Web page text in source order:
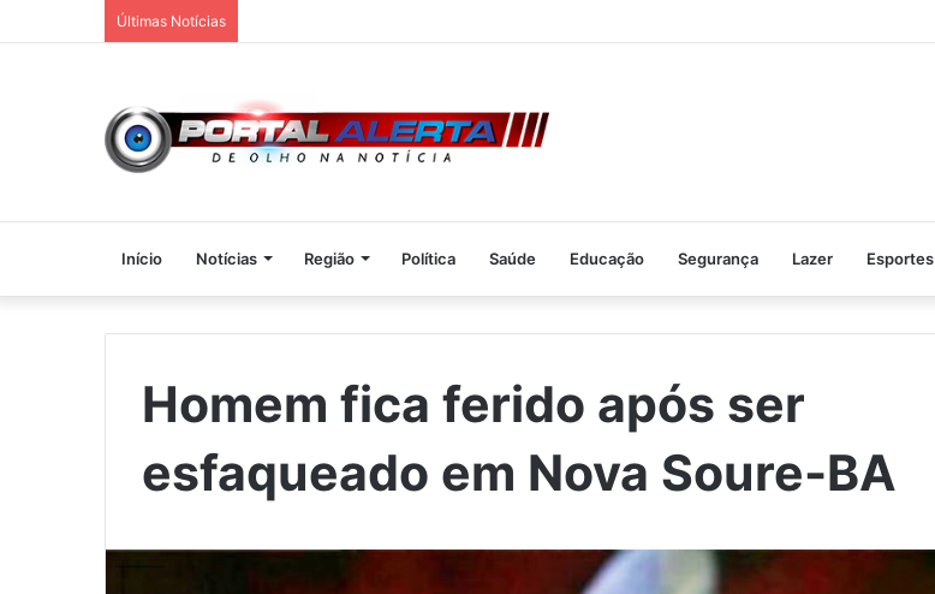
Últimas Notícias
Início Notícias Região Política Saúde Educação Segurança Lazer Esportes
Homem fica ferido após ser
esfaqueado em Nova Soure-BA